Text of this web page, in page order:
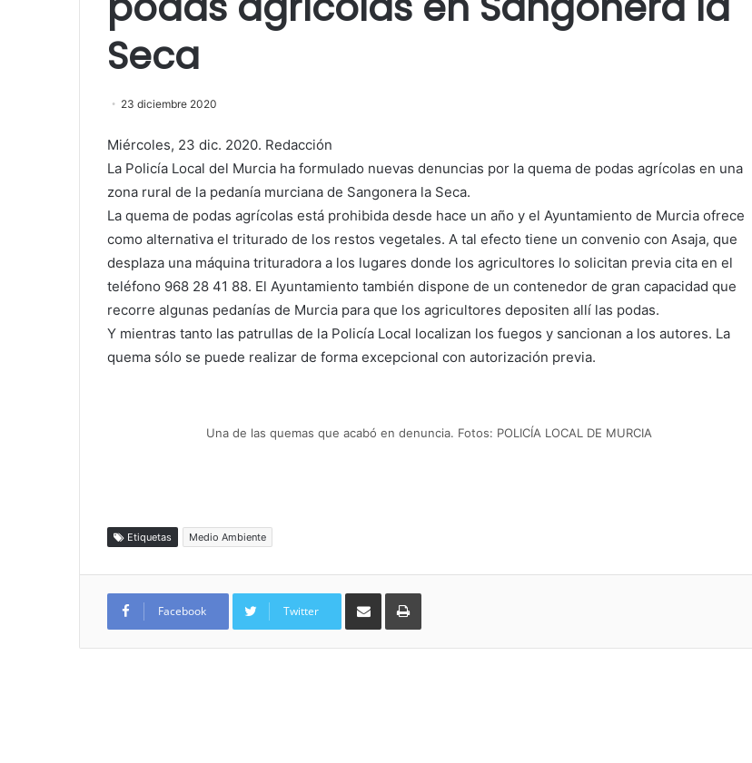
Seca
23 diciembre 2020
Miércoles, 23 dic. 2020. Redacción
La Policía Local del Murcia ha formulado nuevas denuncias por la quema de podas agrícolas en una
zona rural de la pedanía murciana de Sangonera la Seca.
La quema de podas agrícolas está prohibida desde hace un año y el Ayuntamiento de Murcia ofrece
como alternativa el triturado de los restos vegetales. A tal efecto tiene un convenio con Asaja, que
desplaza una máquina trituradora a los lugares donde los agricultores lo solicitan previa cita en el
teléfono 968 28 41 88. El Ayuntamiento también dispone de un contenedor de gran capacidad que
recorre algunas pedanías de Murcia para que los agricultores depositen allí las podas.
Y mientras tanto las patrullas de la Policía Local localizan los fuegos y sancionan a los autores. La
quema sólo se puede realizar de forma excepcional con autorización previa.
Una de las quemas que acabó en denuncia. Fotos: POLICÍA LOCAL DE MURCIA
Etiquetas Medio Ambiente
Facebook Twitter
Compartir por correo electrónicoImprimir